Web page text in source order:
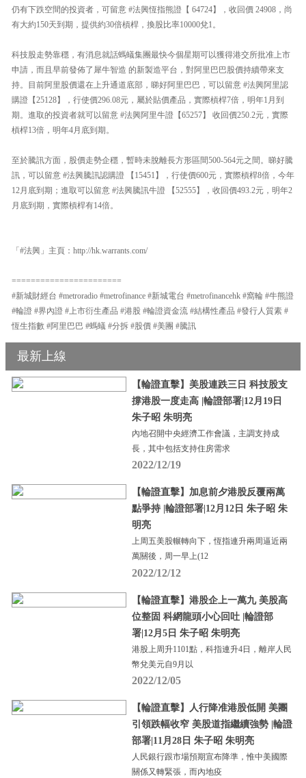
仍有下跌空間的投資者，可留意 #法興恆指熊證【 64724】，收回價 24908，尚
有大約150天到期，提供約30倍槓桿，換股比率10000兌1。
科技股走勢靠穩，有消息就話螞蟻集團最快今個星期可以獲得港交所批准上市
申請，而且早前發佈了犀牛智造 的新製造平台，對阿里巴巴股價持續帶來支
持。目前阿里股價還在上升通道底部，睇好阿里巴巴，可以留意 #法興阿里認
購證【25128】，行使價296.08元，屬於貼價產品，實際槓桿7倍，明年1月到
期。進取的投資者就可以留意 #法興阿里牛證【65257】 收回價250.2元，實際
槓桿13倍，明年4月底到期。
至於騰訊方面，股價走勢企穩，暫時未脫離長方形區間500-564元之間。睇好騰
訊，可以留意 #法興騰訊認購證 【15451】，行使價600元，實際槓桿8倍，今年
12月底到期；進取可以留意 #法興騰訊牛證 【52555】，收回價493.2元，明年2
月底到期，實際槓桿有14倍。
「#法興」主頁：http://hk.warrants.com/
=======================
#新城財經台 #metroradio #metrofinance #新城電台 #metrofinancehk #窩輪 #牛熊證
#輪證 #界內證 #上市衍生產品 #港股 #輪證資金流 #結構性產品 #發行人質素 #
恆生指數 #阿里巴巴 #螞蟻 #分拆 #股價 #美團 #騰訊
最新上線
【輪證直擊】美股連跌三日 科技股支
撐港股一度走高 |輪證部署|12月19日
朱子昭 朱明亮
內地召開中央經濟工作會議，主調支持成
長，其中包括支持住房需求
2022/12/19
【輪證直擊】加息前夕港股反覆兩萬
點爭持 |輪證部署|12月12日 朱子昭 朱
明亮
上周五美股輾轉向下，恆指連升兩周逼近兩
萬關後，周一早上(12
2022/12/12
【輪證直擊】港股企上一萬九 美股高
位整固 科網龍頭小心回吐 |輪證部
署|12月5日 朱子昭 朱明亮
港股上周升1101點，科指連升4日，離岸人民
幣兌美元自9月以
2022/12/05
【輪證直擊】人行降准港股低開 美團
引領跌幅收窄 美股道指繼續強勢 |輪證
部署|11月28日 朱子昭 朱明亮
人民銀行跟市場預期宣布降準，惟中美國際
關係又轉緊張，而內地疫